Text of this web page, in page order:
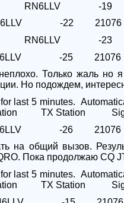
RN6LLV -19
-22 21076
RN6LLV -23
-25 21076
Только жаль но
Но подождем,
last 5 minutes.
TX Station
-26 21076
на общий вызов.
. Пока продолжаю CQ
last 5 minutes.
TX Station